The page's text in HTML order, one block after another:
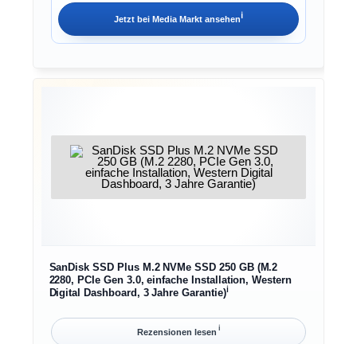
Jetzt bei Media Markt ansehenℹ︎
SanDisk SSD Plus M.2 NVMe SSD 250 GB (M.2
2280, PCIe Gen 3.0, einfache Installation, Western
Digital Dashboard, 3 Jahre Garantie)ℹ︎
Rezensionen lesen ℹ︎